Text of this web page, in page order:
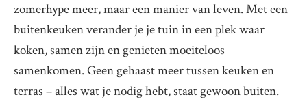
zomerhype meer, maar een manier van leven. Met een
buitenkeuken verander je je tuin in een plek waar
koken, samen zijn en genieten moeiteloos
samenkomen. Geen gehaast meer tussen keuken en
terras – alles wat je nodig hebt, staat gewoon buiten.